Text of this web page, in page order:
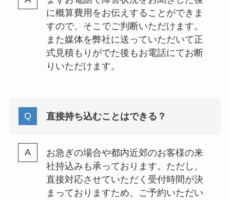
に概算費用をお伝えすることができま
すので、そこでご判断いただけます。
また媒体を弊社に送っていただいて正
式見積もりがでた後もお電話にてお断
りいただけます。
直接持ち込むことはできる？
お急ぎの場合や都内近郊のお客様の来
社持込みも承っております。ただし、
直接対応させていただく受付時間が決
まっておりますため、ご予約いただい